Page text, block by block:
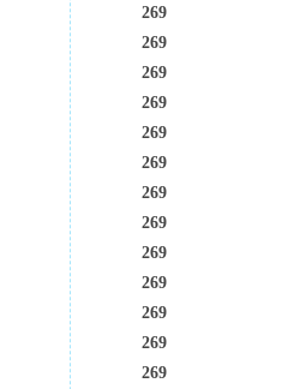
269
269
269
269
269
269
269
269
269
269
269
269
269